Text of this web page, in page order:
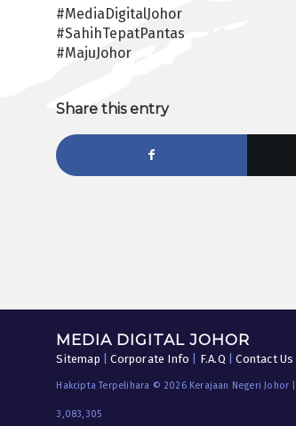
#MediaDigitalJohor
#SahihTepatPantas
#MajuJohor
Share this entry
MEDIA DIGITAL JOHOR
Sitemap |Corporate Info F.A.Q |Contact Us
Hakcipta Terpelihara © 2026 Kerajaan Negeri Johor
3,083,305